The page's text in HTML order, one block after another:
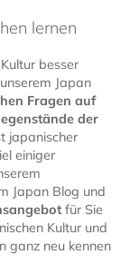
lernen
besser
Japan
Fragen auf
der
japanischer
einiger
Japan Blog und
für Sie
Kultur und
ganz neu kennen